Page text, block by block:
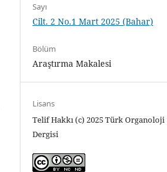
Sayı
Cilt. 2 No.1 Mart 2025 (Bahar)
Bölüm
Araştırma Makalesi
Lisans
Telif Hakkı (c) 2025 Türk Organoloji
Dergisi